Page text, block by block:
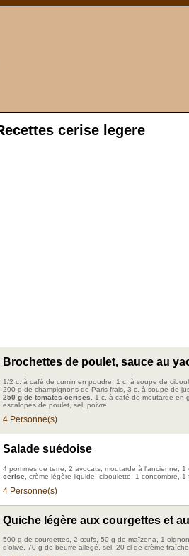
cerise legere
Brochettes de poulet, sauce au
1/2 c. à café de cumin en poudre, 1 c. à soupe de
200 g de champignons de Paris frais, 3 c. à soupe de
250 g de tomates-cerises , 1 c. à café de moutarde en
escalopes de poulet, sel, poivre
4 Personne(s)
Salade suédoise
4 pommes de terre, 2 avocats, moutarde à l'ancienne, 1
cerise , crème légère liquide, ciboulette, 1 concombre,
4 Personne(s)
Quiche légère aux courgettes et
500 g de courgettes, 2 œufs, 50 g de maïzena, 1
d'olive, 70 g de beurre allégé, sel, 20 cl de crème